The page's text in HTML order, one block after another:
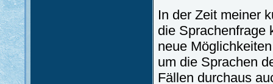
In der Zeit meiner
die Sprachenfrage
neue
um die Sprachen
Fällen durchaus